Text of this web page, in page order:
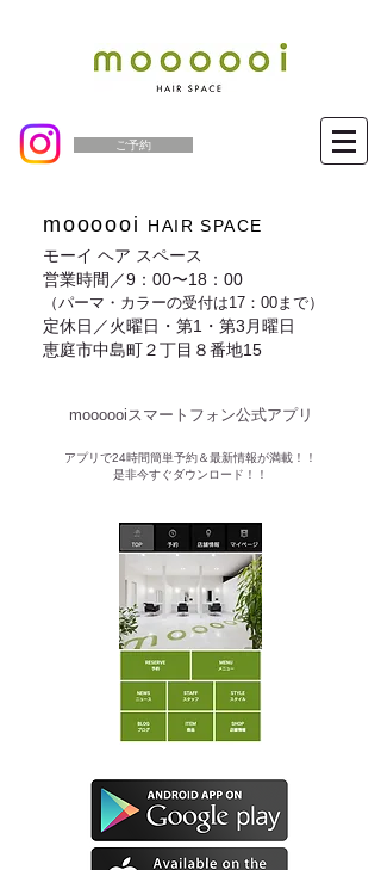
ご予約
moooooi
HAIR SPACE
モーイ ヘア スペース
営業時間／9：00〜18：00
（パーマ・カラーの受付は17：00まで）
定休日／火曜日・第1・第3月曜日
恵庭市中島町２丁目８番地15
moooooiスマートフォン公式アプリ​
​アプリで24時間簡単予約＆最新情報が満載！！
是非今すぐダウンロード！！